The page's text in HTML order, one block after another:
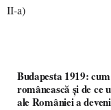
Budapesta 1919:
românească și de
ale României a